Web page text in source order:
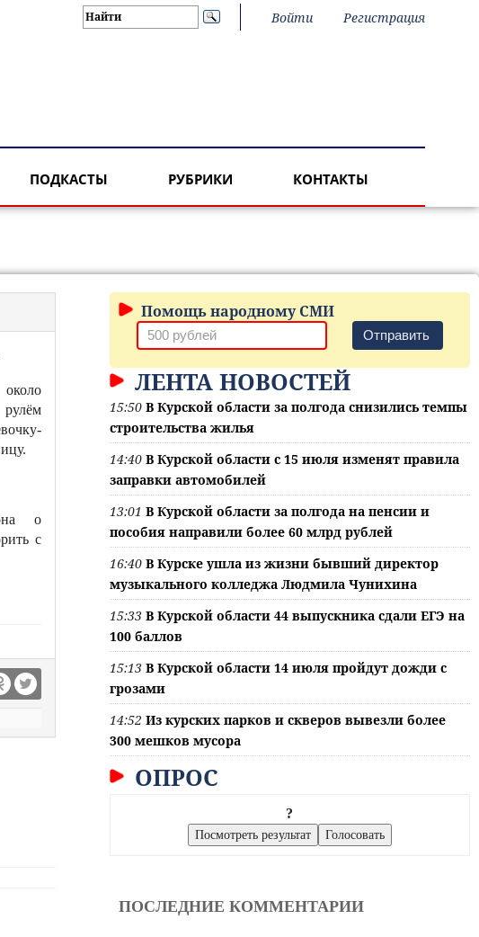
Войти Регистрация
ПОДКАСТЫ РУБРИКИ КОНТАКТЫ
о
с
Помощь народному СМИ
Отправить
ЛЕНТА НОВОСТЕЙ
15:50 В Курской области за полгода снизились темпы
строительства жилья
14:40 В Курской области с 15 июля изменят правила
заправки автомобилей
13:01 В Курской области за полгода на пенсии и
пособия направили более 60 млрд рублей
16:40 В Курске ушла из жизни бывший директор
музыкального колледжа Людмила Чунихина
15:33 В Курской области 44 выпускника сдали ЕГЭ на
100 баллов
15:13 В Курской области 14 июля пройдут дожди с
грозами
14:52 Из курских парков и скверов вывезли более
300 мешков мусора
ОПРОС
?
ПОСЛЕДНИЕ КОММЕНТАРИИ